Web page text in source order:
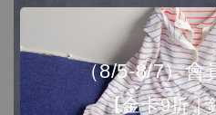
（8/5-8/7）會
【金卡9折｜